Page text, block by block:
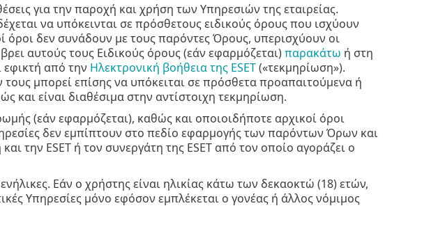
για την παροχή και χρήση των Υπηρεσιών της εταιρείας.
να υπόκεινται σε πρόσθετους ειδικούς όρους που ισχύουν
όροι δεν συνάδουν με τους παρόντες Όρους, υπερισχύουν οι
αυτούς τους Ειδικούς όρους (εάν εφαρμόζεται)παρακάτω ή στη
από την Ηλεκτρονική βοήθεια της ESET(«τεκμηρίωση»).
μπορεί επίσης να υπόκειται σε πρόσθετα προαπαιτούμενα ή
και είναι διαθέσιμα στην αντίστοιχη τεκμηρίωση.
(εάν εφαρμόζεται), καθώς και οποιοιδήποτε αρχικοί όροι
δεν εμπίπτουν στο πεδίο εφαρμογής των παρόντων Όρων και
την ESET ή τον συνεργάτη της ESET από τον οποίο αγοράζει ο
Εάν ο χρήστης είναι ηλικίας κάτω των δεκαοκτώ (18) ετών,
Υπηρεσίες μόνο εφόσον εμπλέκεται ο γονέας ή άλλος νόμιμος